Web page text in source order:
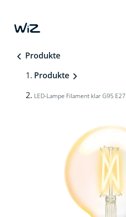
Produkte
Produkte
LED-Lampe Filament klar G95 E27